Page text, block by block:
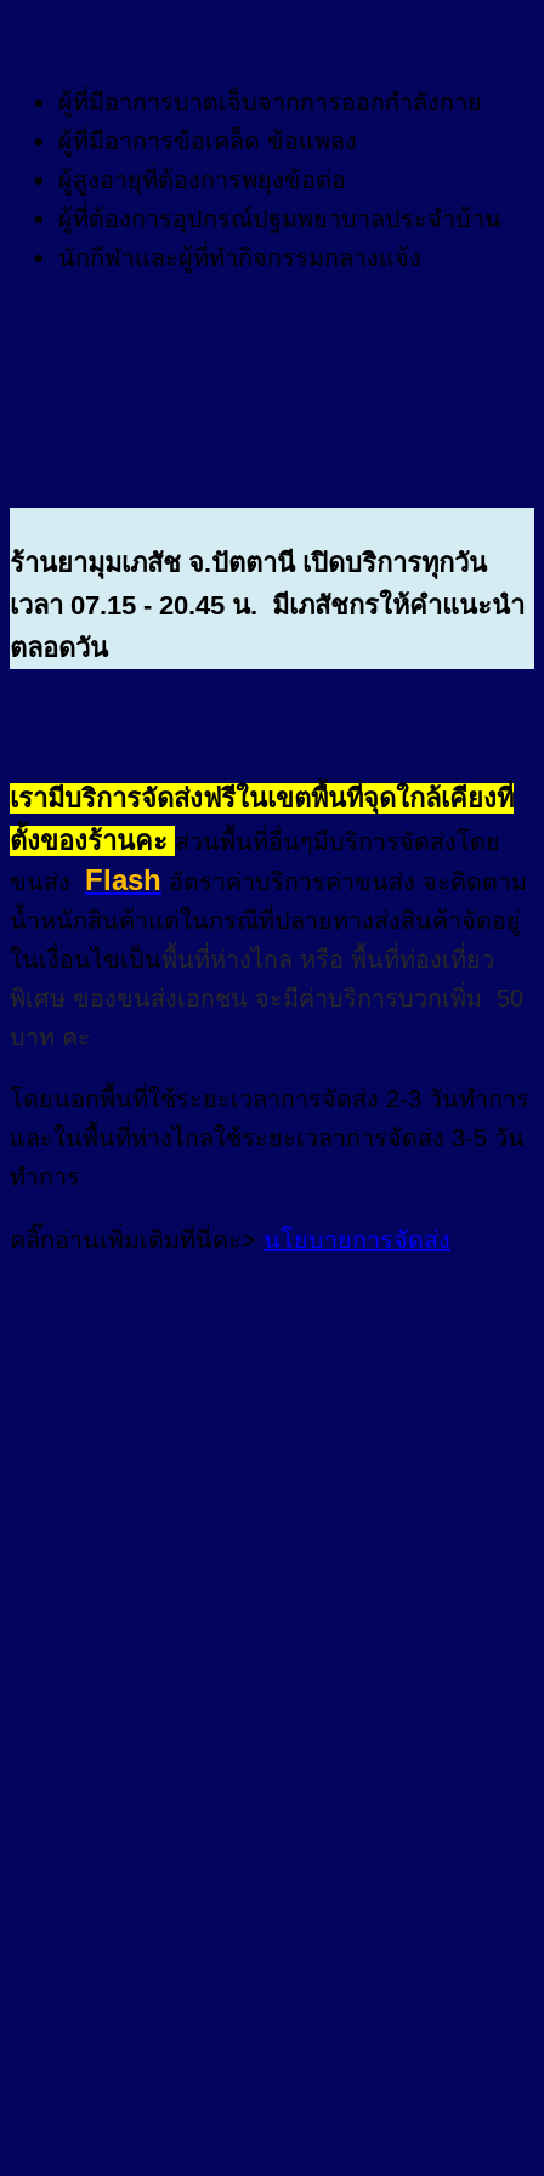
ผู้ที่มีอาการบาดเจ็บจากการออกกำลังกาย
ผู้ที่มีอาการข้อเคล็ด ข้อแพลง
ผู้สูงอายุที่ต้องการพยุงข้อต่อ
ผู้ที่ต้องการอุปกรณ์ปฐมพยาบาลประจำบ้าน
นักกีฬาและผู้ที่ทำกิจกรรมกลางแจ้ง
ร้านยามุมเภสัช จ.ปัตตานี เปิดบริการทุกวัน
เวลา 07.15 - 20.45 น. มีเภสัชกรให้คำแนะนำ
ตลอดวัน
เรามีบริการจัดส่งฟรีในเขตพื้นที่จุดใกล้เคียงที่
ตั้งของร้านคะ ส่วนพื้นที่อื่นๆมีบริการจัดส่งโดย
ขนส่ง Flash อัตราค่าบริการค่าขนส่ง จะคิดตาม
น้ำหนักสินค้าแต่ในกรณีที่ปลายทางส่งสินค้าจัดอยู่
ในเงื่อนไขเป็นพื้นที่ห่างไกล หรือ พื้นที่ท่องเที่ยว
พิเศษ ของขนส่งเอกชน จะมีค่าบริการบวกเพิ่ม 50
บาท คะ
โดยนอกพื้นที่ใช้ระยะเวลาการจัดส่ง 2-3 วันทำการ
และในพื้นที่ห่างไกลใช้ระยะเวลาการจัดส่ง 3-5 วัน
ทำการ
คลิ๊กอ่านเพิ่มเติมที่นี่คะ> นโยบายการจัดส่ง